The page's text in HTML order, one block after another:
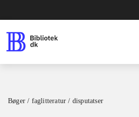
Bøger / faglitteratur / disputatser